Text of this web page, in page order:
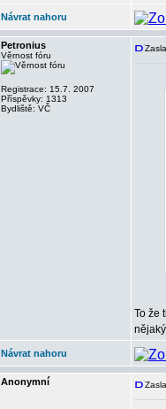
Návrat nahoru
Petronius
Věrnost fóru
Registrace: 15.7. 2007
Příspěvky: 1313
Bydliště: VČ
To že
Návrat nahoru
Anonymní